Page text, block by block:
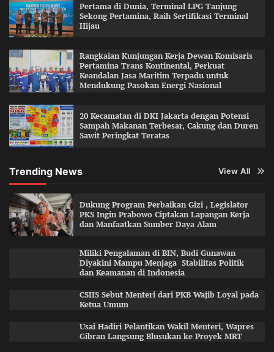
Pertama di Dunia, Terminal LPG Tanjung
Sekong Pertamina, Raih Sertifikasi Terminal
Hijau
Rangkaian Kunjungan Kerja Dewan Komisaris
Pertamina Trans Kontinental, Perkuat
Keandalan Jasa Maritim Terpadu untuk
Mendukung Pasokan Energi Nasional
20 Kecamatan di DKI Jakarta dengan Potensi
Sampah Makanan Terbesar, Cakung dan Duren
Sawit Peringkat Teratas
Trending News View All
Dukung Program Perbaikan Gizi , Legislator
PKS Ingin Prabowo Ciptakan Lapangan Kerja
dan Manfaatkan Sumber Daya Alam
Miliki Pengalaman di BIN, Budi Gunawan
Diyakini Mampu Menjaga Stabilitas Politik
dan Keamanan di Indonesia
CSIIS Sebut Menteri dari PKB Wajib Loyal pada
Ketua Umum
Usai Hadiri Pelantikan Wakil Menteri, Wapres
Gibran Langsung Blusukan ke Proyek MRT